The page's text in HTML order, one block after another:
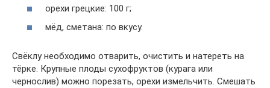
орехи грецкие: 100 г;
мёд, сметана: по вкусу.
Свёклу необходимо отварить, очистить и натереть на
тёрке. Крупные плоды сухофруктов (курага или
чернослив) можно порезать, орехи измельчить. Смешать